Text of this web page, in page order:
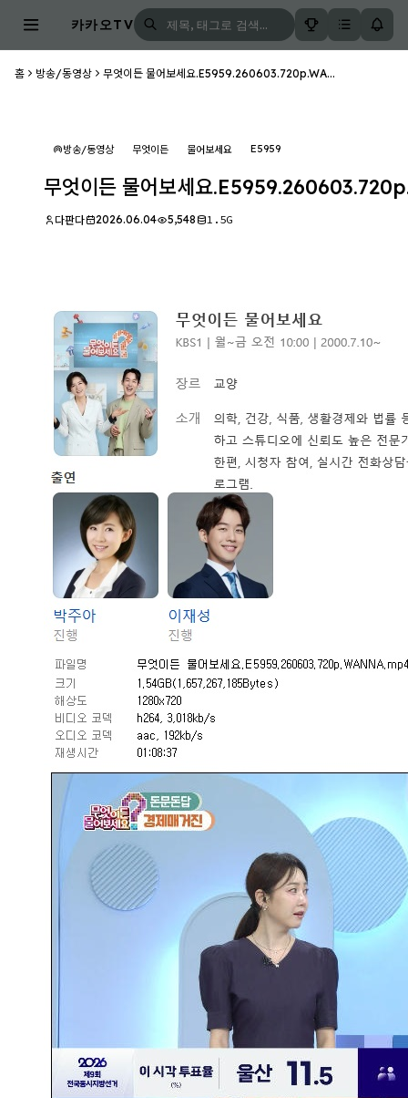
카카오TV
홈 방송/동영상 무엇이든 물어보세요.E5959.260603.720p.WA...
방송/동영상 무엇이든 물어보세요 E5959
무엇이든 물어보세요
다판다 2026.06.04 5,548 1.5G